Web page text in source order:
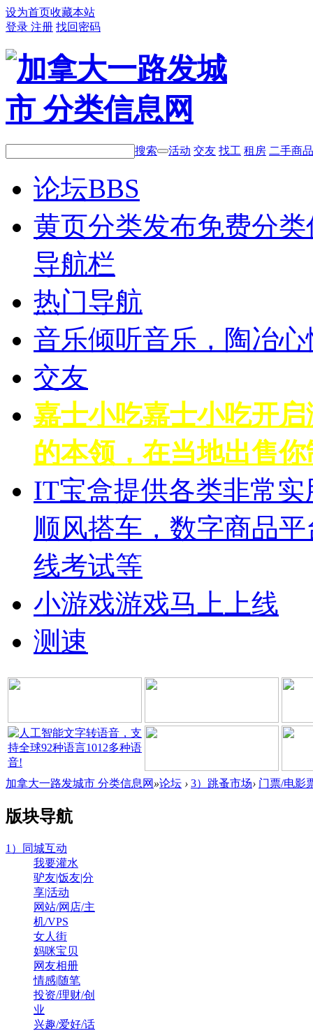
设为首页收藏本站
登录 注册 找回密码
搜索 活动 交友 找工 租房 二手商品
论坛BBS
黄页分类发布免费分
导航栏
热门导航
音乐倾听音乐，陶冶心
交友
嘉士小吃嘉士小吃开
的本领，在当地出售
IT宝盒提供各类非常
顺风搭车，数字商品
线考试等
小游戏游戏马上上线
测速
加拿大一路发城市 分类信息网 »论坛 › 3）跳蚤市场› 门票/电影
版块导航
1）同城互动
我要灌水
驴友|饭友|分
享|活动
网站/网店/主
机/VPS
女人街
妈咪宝贝
网友相册
情感|随笔
投资/理财/创
业
兴趣/爱好/话